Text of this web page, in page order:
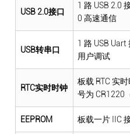
USB 2.0接口
1 路 USB 2.0
0 高速通信
USB转串口
1 路 USB
用户调试
RTC实时时钟
板载 RTC 实
号为 CR1220
EEPROM 板载一片 IIC